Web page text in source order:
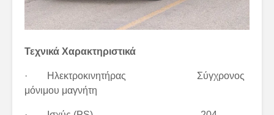
Τεχνικά Χαρακτηριστικά
· Ηλεκτροκινητήρας Σύγχρονος
μόνιμου μαγνήτη